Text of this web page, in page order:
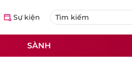
Sự kiện
SÀNH